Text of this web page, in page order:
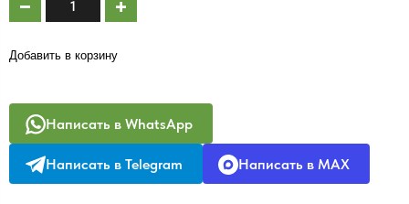
Добавить в корзину
Написать в WhatsApp
Написать в Telegram Написать в MAX